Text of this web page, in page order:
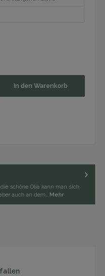
In den Warenkorb
schöne Olia kann man sich
auch an dem… Mehr